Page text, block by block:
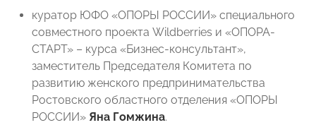
куратор ЮФО «ОПОРЫ РОССИИ» специального
совместного проекта Wildberries и «ОПОРА-
СТАРТ» – курса «Бизнес-консультант»,
заместитель Председателя Комитета по
развитию женского предпринимательства
Ростовского областного отделения «ОПОРЫ
РОССИИ» Яна Гомжина.